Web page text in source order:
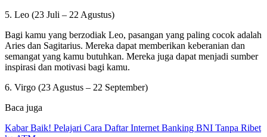
5. Leo (23 Juli – 22 Agustus)
Bagi kamu yang berzodiak Leo, pasangan yang paling cocok adalah
Aries dan Sagitarius. Mereka dapat memberikan keberanian dan
semangat yang kamu butuhkan. Mereka juga dapat menjadi sumber
inspirasi dan motivasi bagi kamu.
6. Virgo (23 Agustus – 22 September)
Baca juga
Kabar Baik! Pelajari Cara Daftar Internet Banking BNI Tanpa Ribet